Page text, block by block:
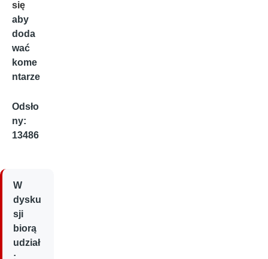
się
aby
doda
wać
kome
ntarze
Odsło
ny:
13486
W
dysku
sji
biorą
udział